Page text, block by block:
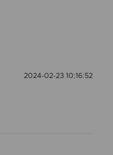
2024-02-23 10:16:52